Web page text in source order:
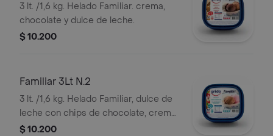
3 lt. /1,6 kg. Helado Familiar. crema,
chocolate y dulce de leche.
$ 10.200
Familiar 3Lt N.2
3 lt. /1,6 kg. Helado Familiar, dulce de
leche con chips de chocolate, crema
y frutilla.
$ 10.200